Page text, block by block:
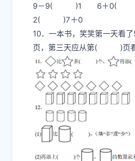
9－9( )1 6＋0(
2( )7＋0
10．一本书，笑笑第一天看
页，第三天应从第( )